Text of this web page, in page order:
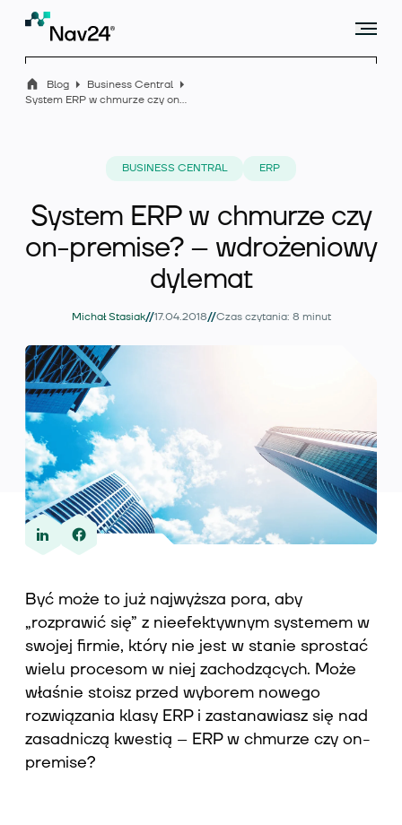
Rozszerzenia
Usługi
Wiedza
O nas
Kontakt
Blog
Business Central
System ERP w chmurze czy on-premise? – wdrożeniowy dylemat
BUSINESS CENTRAL ERP
System ERP w chmurze czy
on-premise? – wdrożeniowy
dylemat
Michał Stasiak//17.04.2018//Czas czytania: 8 minut
Być może to już najwyższa pora, aby
„rozprawić się” z nieefektywnym systemem w
swojej firmie, który nie jest w stanie sprostać
wielu procesom w niej zachodzących. Może
właśnie stoisz przed wyborem nowego
rozwiązania klasy ERP i zastanawiasz się nad
zasadniczą kwestią – ERP w chmurze czy on-
premise?